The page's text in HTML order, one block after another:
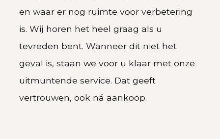
en waar er nog ruimte voor verbetering
is. Wij horen het heel graag als u
tevreden bent. Wanneer dit niet het
geval is, staan we voor u klaar met onze
uitmuntende service. Dat geeft
vertrouwen, ook ná aankoop.